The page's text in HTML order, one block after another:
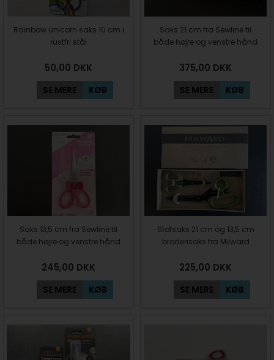
Rainbow unicorn saks 10 cm i
rustfri stål
50,00 DKK
SE MERE KØB
Saks 21 cm fra Sewline til
både højre og venstre hånd
375,00 DKK
SE MERE KØB
Saks 13,5 cm fra Sewline til
både højre og venstre hånd
245,00 DKK
SE MERE KØB
Stofsaks 21 cm og 13,5 cm
broderisaks fra Milward
225,00 DKK
SE MERE KØB